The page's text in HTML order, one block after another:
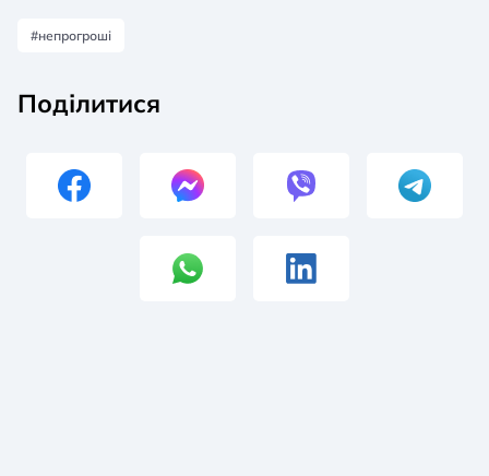
#непрогроші
Поділитися